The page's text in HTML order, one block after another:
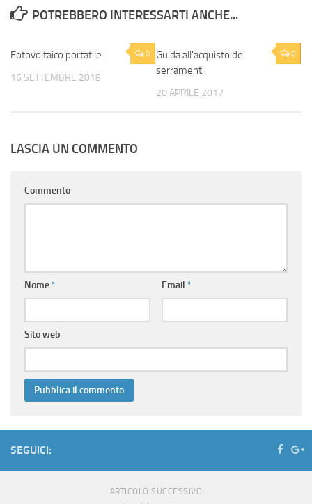
POTREBBERO INTERESSARTI ANCHE...
0
Fotovoltaico portatile
16 SETTEMBRE 2018
0
Guida all'acquisto dei
serramenti
20 APRILE 2017
LASCIA UN COMMENTO
Commento
Nome* Email *
Sito web
SEGUICI:
ARTICOLO SUCCESSIVO